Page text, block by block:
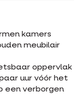
kamers
meubilair
oppervlak
uur vóór het
een verborgen